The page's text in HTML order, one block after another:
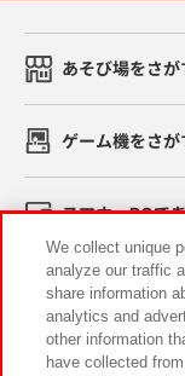
あそび場をさが
ゲーム機をさが
スマホ・PCで
イベント・キャ
We collect unique
analyze our traffic
share information
analytics and
other information
have collected